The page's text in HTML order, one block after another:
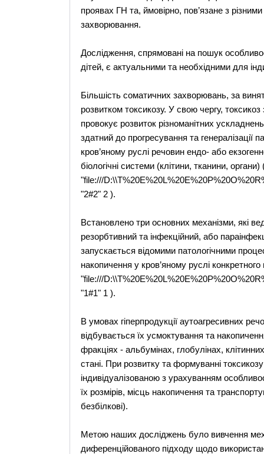
проявах ГН та, ймовірно, пов’язане з
захворювання.
Дослідження, спрямовані на пошук
дітей, є актуальними та необхідними для
Більшість соматичних захворювань, за
розвитком токсикозу. У свою чергу,
провокує розвиток різноманітних
здатний до прогресування та
кров’яному руслі речовин ендо- або
біологічні системи (клітини, тканини,
"file:///
"2#2" 2 ).
Встановлено три основних механізми, які
резорбтивний та інфекційний, або
запускається відомими патологічними
накопичення у кров’яному руслі
"file:///
"1#1" 1 ).
В умовах гіперпродукції аутоагресивних
відбувається їх усмоктування та
фракціях - альбумінах, глобулінах,
стані. При розвитку та формуванні
індивідуалізованою з урахуванням
їх розмірів, місць накопичення та
безбілкові).
Метою наших досліджень було вивчення
диференційованого підходу щодо